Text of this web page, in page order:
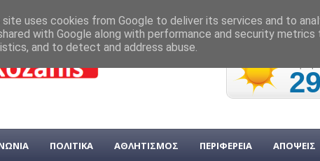
ΠΟΛΙΤΙΚΑ ΑΘΛΗΤΙΣΜΟΣ ΠΕΡΙΦΕΡΕΙΑ ΑΠΟΨΕΙΣ
site uses cookies from Google to deliver its services and to
with Google along with performance and security
and to detect and address abuse.